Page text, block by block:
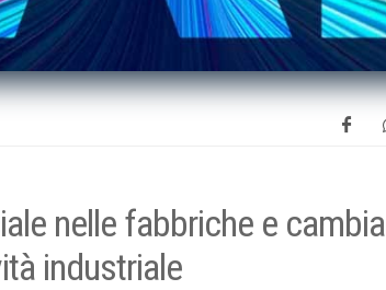
nelle fabbriche e cambia
industriale